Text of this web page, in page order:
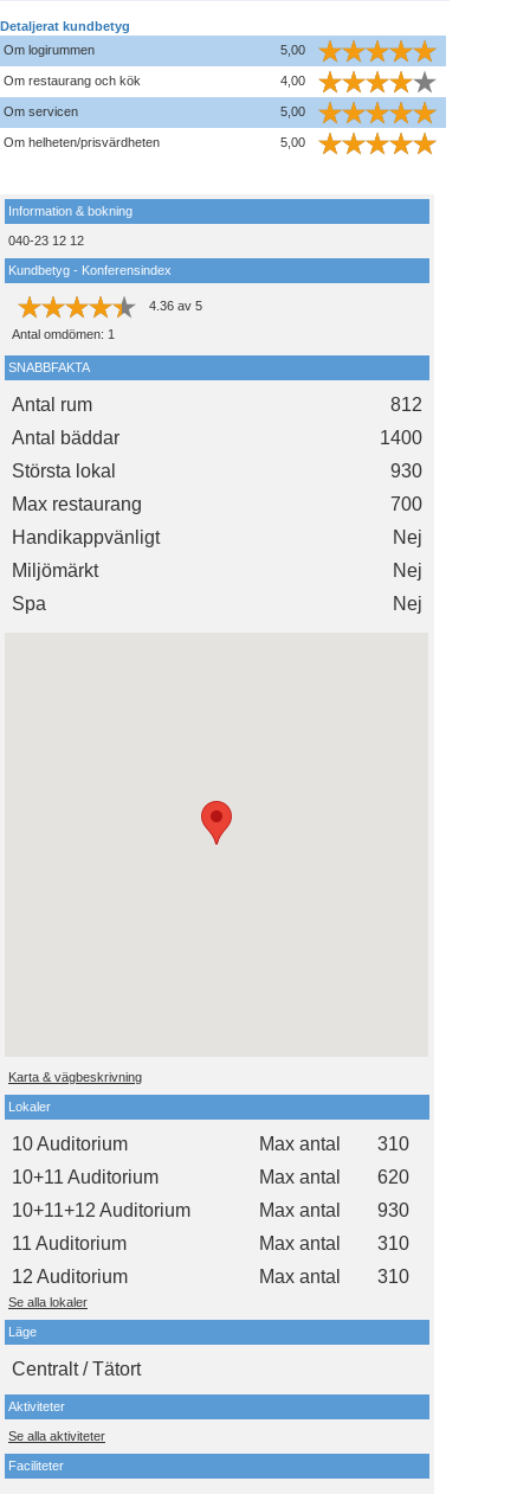
Detaljerat kundbetyg
Om logirummen
5,00
Om restaurang och kök 4,00
Om servicen 5,00
Om helheten/prisvärdheten 5,00
Information & bokning
040-23 12 12
Kundbetyg - Konferensindex
4.36 av 5
Antal omdömen: 1
SNABBFAKTA
Antal rum
812
Antal bäddar
1400
Största lokal
930
Max restaurang
700
Handikappvänligt
Nej
Miljömärkt
Nej
Spa
Nej
Karta & vägbeskrivning
Lokaler
10 Auditorium Max antal
310
10+11 Auditorium
Max antal
620
10+11+12 Auditorium
Max antal
930
11 Auditorium
Max antal
310
12 Auditorium
Max antal 310
Se alla lokaler
Läge
Centralt / Tätort
Aktiviteter
Se alla aktiviteter
Faciliteter